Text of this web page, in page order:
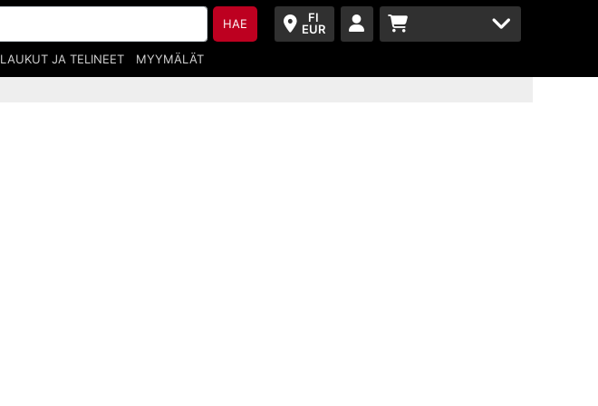
FI
EUR
HAE
LAUKUT JA TELINEET MYYMÄLÄT